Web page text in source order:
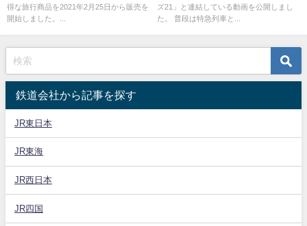
得な旅行商品を2021年2月25日から販売を
開始しました。...
ズ21」と連結している動画を公開しまし
た。 普段は特急列車と...
鉄道会社から記事を探す
JR東日本
JR東海
JR西日本
JR四国